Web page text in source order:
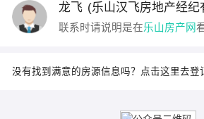
龙飞 (乐山汉飞房地产经纪
联系时请说明是在乐山房产网
没有找到满意的房源信息吗？点击这里去登